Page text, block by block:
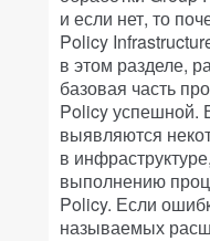
и если нет, то
Policy
в этом разделе,
базовая часть
Policy успешной.
выявляются
в
выполнению
Policy. Если
называемых